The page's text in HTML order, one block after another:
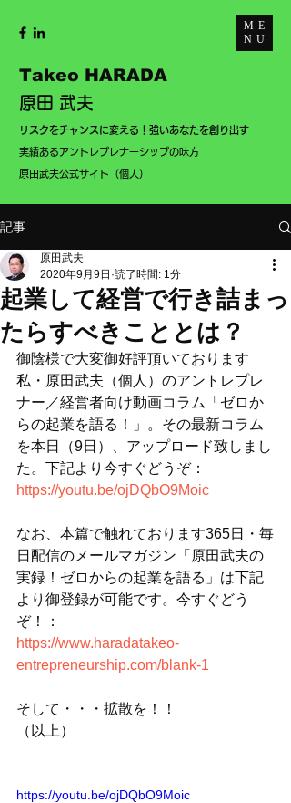
ME
NU
Takeo HARADA
原田 武夫
​リスクをチャンスに変える！強いあなたを創り出す
実績あるアントレプレナーシップの味方
​ ​原田武夫公式サイト（個人）
記事
起業して経営で行き詰まっ
たらすべきこととは？
原田武夫
2020年9月9日 読了時間: 1分
御陰様で大変御好評頂いております
私・原田武夫（個人）のアントレプレ
ナー／経営者向け動画コラム「ゼロか
らの起業を語る！」。その最新コラム
を本日（9日）、アップロード致しまし
た。下記より今すぐどうぞ：
https://youtu.be/ojDQbO9Moic
なお、本篇で触れております365日・毎
日配信のメールマガジン「原田武夫の
実録！ゼロからの起業を語る」は下記
より御登録が可能です。今すぐどう
ぞ！：
https://www.haradatakeo-
entrepreneurship.com/blank-1
そして・・・拡散を！！
（以上）
https://youtu.be/ojDQbO9Moic